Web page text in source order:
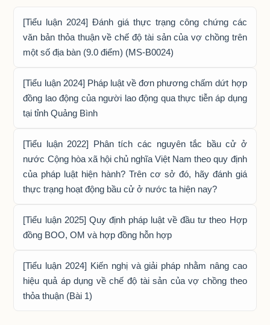
[Tiểu luận 2024] Đánh giá thực trạng công chứng các
văn bản thỏa thuận về chế độ tài sản của vợ chồng trên
một số địa bàn (9.0 điểm) (MS-B0024)
[Tiểu luận 2024] Pháp luật về đơn phương chấm dứt hợp
đồng lao động của người lao động qua thực tiễn áp dụng
tại tỉnh Quảng Bình
[Tiểu luận 2022] Phân tích các nguyên tắc bầu cử ở
nước Cộng hòa xã hội chủ nghĩa Việt Nam theo quy định
của pháp luật hiện hành? Trên cơ sở đó, hãy đánh giá
thực trạng hoạt động bầu cử ở nước ta hiện nay?
[Tiểu luận 2025] Quy định pháp luật về đầu tư theo Hợp
đồng BOO, OM và hợp đồng hỗn hợp
[Tiểu luận 2024] Kiến nghị và giải pháp nhằm nâng cao
hiệu quả áp dụng về chế độ tài sản của vợ chồng theo
thỏa thuận (Bài 1)